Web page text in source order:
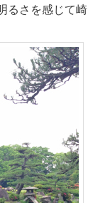
るさを感じて崎